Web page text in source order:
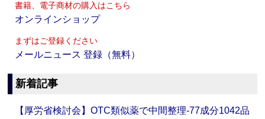
書籍、電子商材の購入はこちら
オンラインショップ
まずはご登録ください
メールニュース 登録（無料）
新着記事
【厚労省検討会】OTC類似薬で中間整理‐77成分1042品